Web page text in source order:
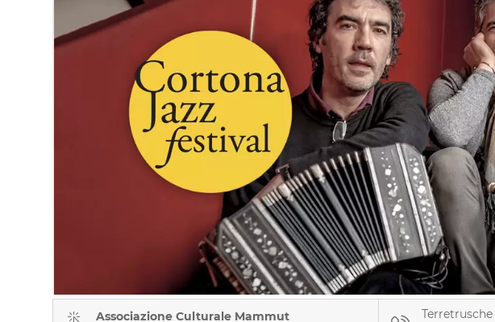
Associazione Culturale Mammut
Terretrusche